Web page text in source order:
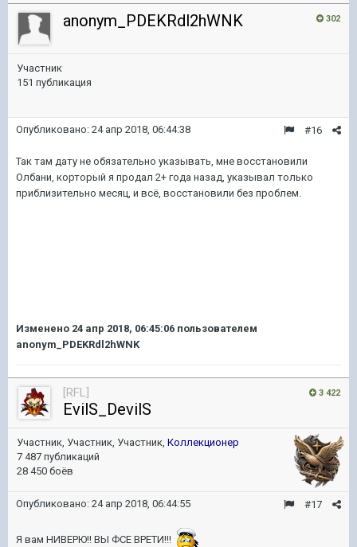
302
anonym_PDEKRdl2hWNK
Участник
151 публикация
#16
Опубликовано: 24 апр 2018, 06:44:38
Так там дату не обязательно указывать, мне восстановили
Олбани, корторый я продал 2+ года назад, указывал только
приблизительно месяц, и всё, восстановили без проблем.
Изменено 24 апр 2018, 06:45:06 пользователем
anonym_PDEKRdl2hWNK
3 422
[RFL]
EvilS_DevilS
Участник, Участник, Участник, Коллекционер
7 487 публикаций
28 450 боёв
#17
Опубликовано: 24 апр 2018, 06:44:55
Я вам НИВЕРЮ!! ВЫ ФСЕ ВРЕТИ!!!